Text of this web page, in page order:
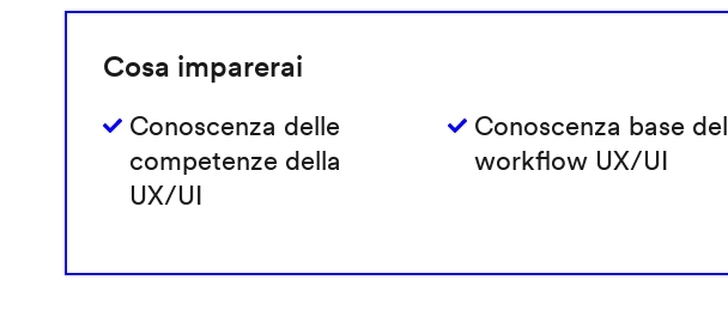
Cosa imparerai
Conoscenza delle
competenze della
UX/UI
Conoscenza base del
workflow UX/UI